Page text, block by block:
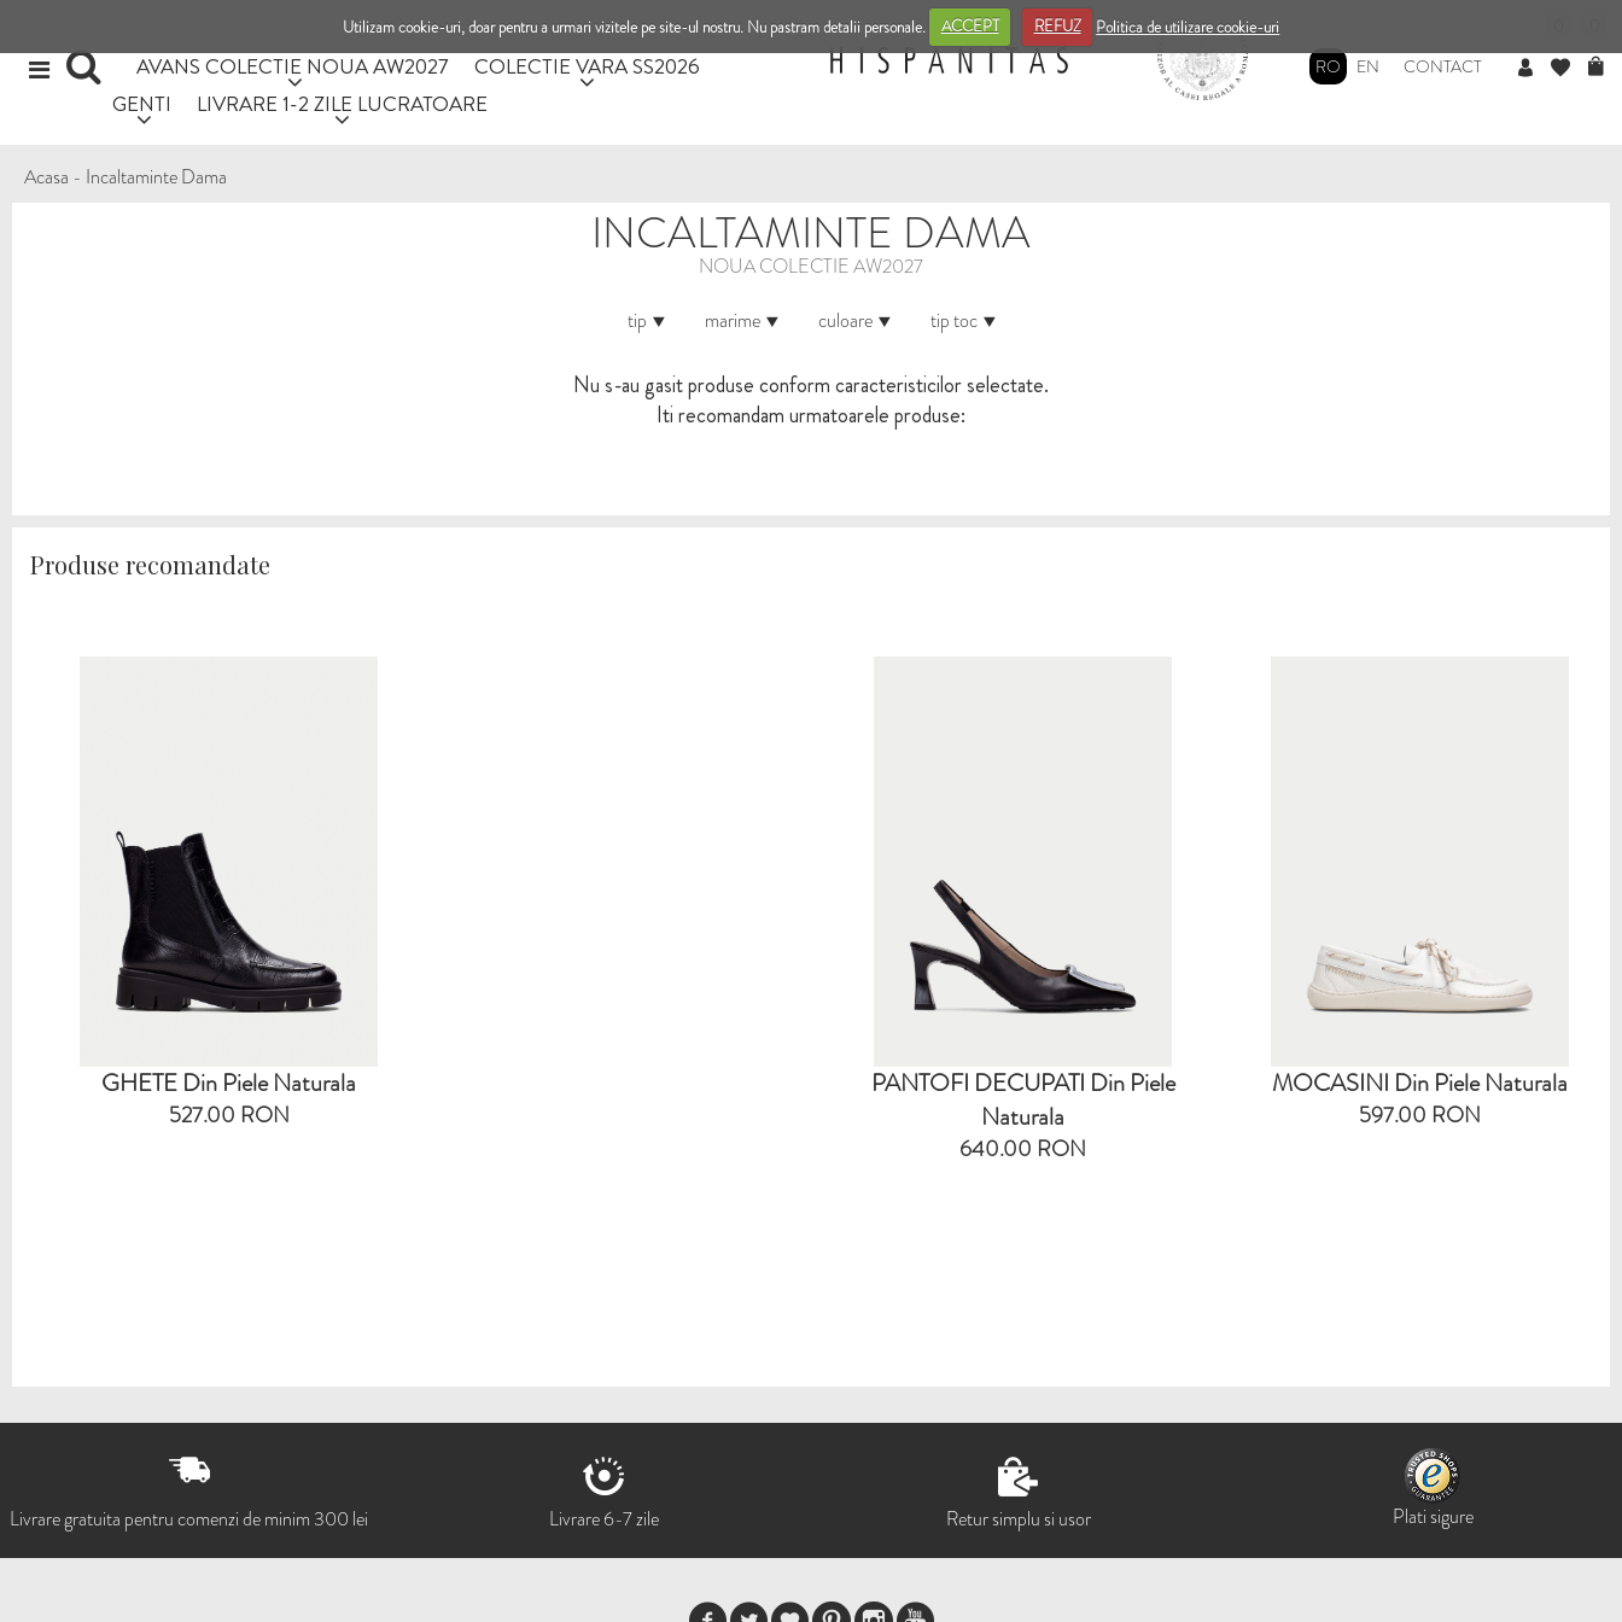
Utilizam cookie-uri, doar pentru a urmari vizitele pe site-ul nostru. Nu pastram detalii personale. ACCEPT REFUZ Politica de utilizare cookie-uri
AVANS COLECTIE NOUA AW2027
COLECTIE VARA SS2026
GENTI
LIVRARE 1-2 ZILE LUCRATOARE
RO EN CONTACT
Acasa - Incaltaminte Dama
INCALTAMINTE DAMA
NOUA COLECTIE AW2027
tip
marime culoare tip toc
Nu s-au gasit produse conform caracteristicilor selectate.
Iti recomandam urmatoarele produse:
Produse recomandate
GHETE Din Piele Naturala
527.00 RON
PANTOFI DECUPATI Din Piele
Naturala
640.00 RON
MOCASINI Din Piele Naturala
597.00 RON
Livrare gratuita pentru comenzi de minim 300 lei Livrare 6-7 zile Retur simplu si usor Plati sigure